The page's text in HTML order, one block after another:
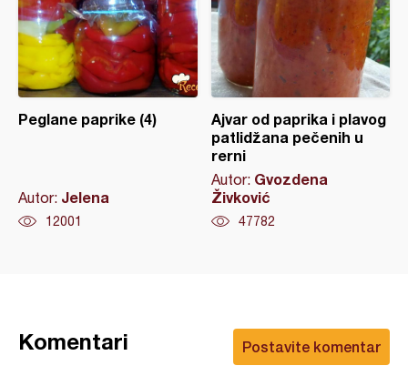
Peglane paprike (4)
Autor: Jelena
12001
Ajvar od paprika i plavog
patlidžana pečenih u
rerni
Autor: Gvozdena
Živković
47782
Postavite komentar
Komentari